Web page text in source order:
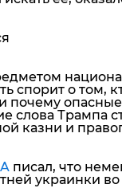
спорит о том,
почему
слова Трампа
казни и
писал, что
украинки во